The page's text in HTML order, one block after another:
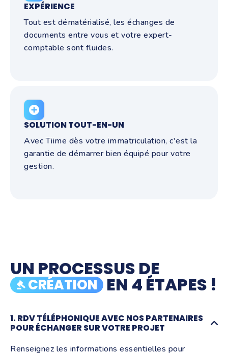
EXPÉRIENCE
Tout est dématérialisé, les échanges de
documents entre vous et votre expert-
comptable sont fluides.
SOLUTION TOUT-EN-UN
Avec Tiime dès votre immatriculation, c'est la
garantie de démarrer bien équipé pour votre
gestion.
UN PROCESSUS DE
CRÉATION EN 4 ÉTAPES !
1. RDV TÉLÉPHONIQUE AVEC NOS PARTENAIRES
POUR ÉCHANGER SUR VOTRE PROJET
Renseignez les informations essentielles pour